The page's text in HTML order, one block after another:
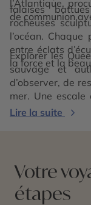
l’Atlantique,
de communion
falaises
rocheuses
l’océan.
entre éclats
la force et la
Explorer les
sauvage et
d’observer, de
mer. Une
apaisante, qui
Lire la suite
Votre
étapes